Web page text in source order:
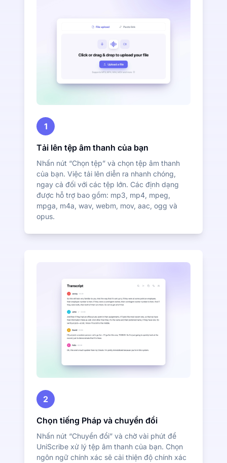
1
Tải lên tệp âm thanh của bạn
Nhấn nút “Chọn tệp” và chọn tệp âm thanh
của bạn. Việc tải lên diễn ra nhanh chóng,
ngay cả đối với các tệp lớn. Các định dạng
được hỗ trợ bao gồm: mp3, mp4, mpeg,
mpga, m4a, wav, webm, mov, aac, ogg và
opus.
2
Chọn tiếng Pháp và chuyển đổi
Nhấn nút “Chuyển đổi” và chờ vài phút để
UniScribe xử lý tệp âm thanh của bạn. Chọn
ngôn ngữ chính xác sẽ cải thiện độ chính xác